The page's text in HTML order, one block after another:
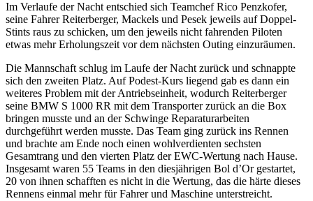
Im Verlaufe der Nacht entschied sich Teamchef Rico Penzkofer,
seine Fahrer Reiterberger, Mackels und Pesek jeweils auf Doppel-
Stints raus zu schicken, um den jeweils nicht fahrenden Piloten
etwas mehr Erholungszeit vor dem nächsten Outing einzuräumen.
Die Mannschaft schlug im Laufe der Nacht zurück und schnappte
sich den zweiten Platz. Auf Podest-Kurs liegend gab es dann ein
weiteres Problem mit der Antriebseinheit, wodurch Reiterberger
seine BMW S 1000 RR mit dem Transporter zurück an die Box
bringen musste und an der Schwinge Reparaturarbeiten
durchgeführt werden musste. Das Team ging zurück ins Rennen
und brachte am Ende noch einen wohlverdienten sechsten
Gesamtrang und den vierten Platz der EWC-Wertung nach Hause.
Insgesamt waren 55 Teams in den diesjährigen Bol d’Or gestartet,
20 von ihnen schafften es nicht in die Wertung, das die härte dieses
Rennens einmal mehr für Fahrer und Maschine unterstreicht.